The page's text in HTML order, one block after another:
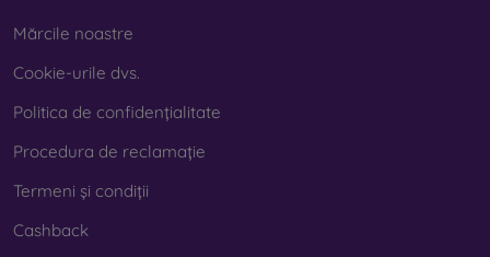
Mărcile noastre
Cookie-urile dvs.
Politica de confidențialitate
Procedura de reclamație
Termeni și condiții
Cashback